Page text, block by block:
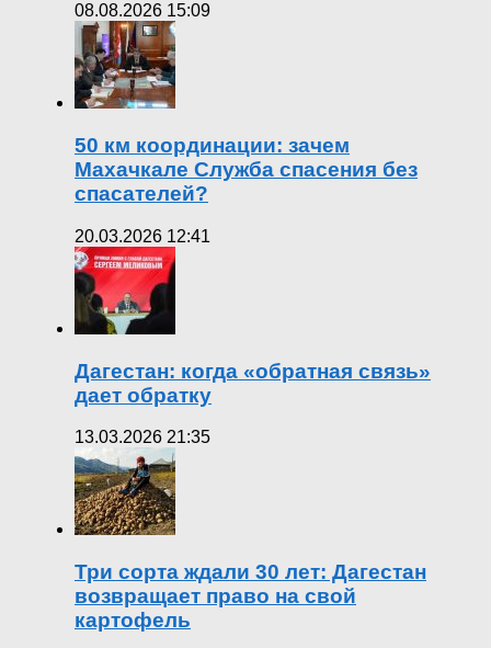
08.08.2026 15:09
50 км координации: зачем
Махачкале Служба спасения без
спасателей?
20.03.2026 12:41
Дагестан: когда «обратная связь»
дает обратку
13.03.2026 21:35
Три сорта ждали 30 лет: Дагестан
возвращает право на свой
картофель